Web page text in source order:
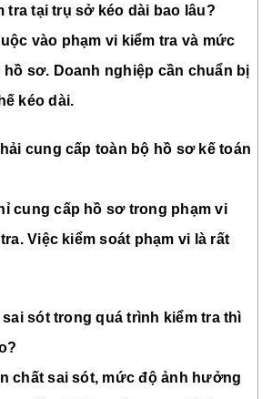
tra tại trụ sở kéo dài bao lâu?
vào phạm vi kiểm tra và mức
sơ. Doanh nghiệp cần chuẩn bị
kéo dài.
cung cấp toàn bộ hồ sơ kế toán
cung cấp hồ sơ trong phạm vi
Việc kiểm soát phạm vi là rất
sót trong quá trình kiểm tra thì
chất sai sót, mức độ ảnh hưởng